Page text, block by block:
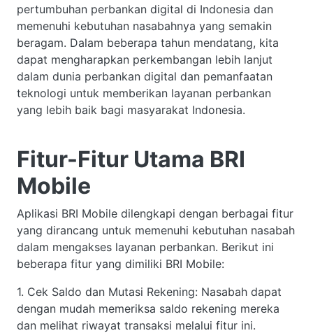
pertumbuhan perbankan digital di Indonesia dan
memenuhi kebutuhan nasabahnya yang semakin
beragam. Dalam beberapa tahun mendatang, kita
dapat mengharapkan perkembangan lebih lanjut
dalam dunia perbankan digital dan pemanfaatan
teknologi untuk memberikan layanan perbankan
yang lebih baik bagi masyarakat Indonesia.
Fitur-Fitur Utama BRI
Mobile
Aplikasi BRI Mobile dilengkapi dengan berbagai fitur
yang dirancang untuk memenuhi kebutuhan nasabah
dalam mengakses layanan perbankan. Berikut ini
beberapa fitur yang dimiliki BRI Mobile:
1. Cek Saldo dan Mutasi Rekening: Nasabah dapat
dengan mudah memeriksa saldo rekening mereka
dan melihat riwayat transaksi melalui fitur ini.